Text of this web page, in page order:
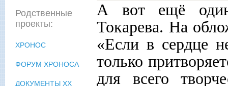
А вот ещё
Токарева. На
«Если в сердце
только
для всего
Родственные
проекты:
ХРОНОС
ФОРУМ ХРОНОСА
ДОКУМЕНТЫ XX